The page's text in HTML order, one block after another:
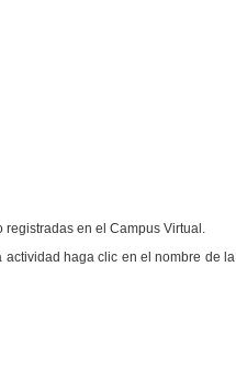
en el Campus Virtual.
haga clic en el nombre de la